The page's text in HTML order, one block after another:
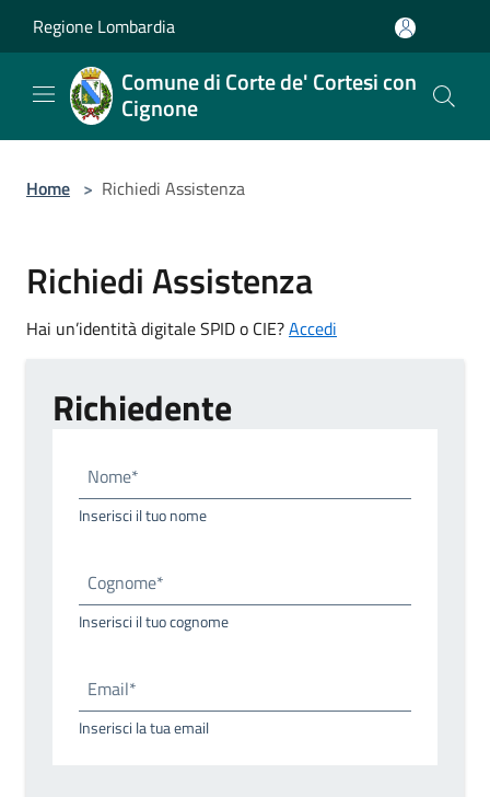
Regione Lombardia
Comune di Corte de' Cortesi con
Cignone
Home > Richiedi Assistenza
Richiedi Assistenza
Hai un’identità digitale SPID o CIE?Accedi
Richiedente
Nome*
Inserisci il tuo nome
Cognome*
Inserisci il tuo cognome
Email*
Inserisci la tua email